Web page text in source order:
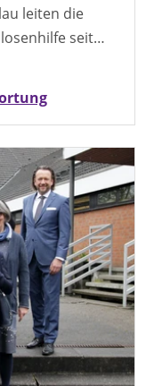
leiten die
seit…